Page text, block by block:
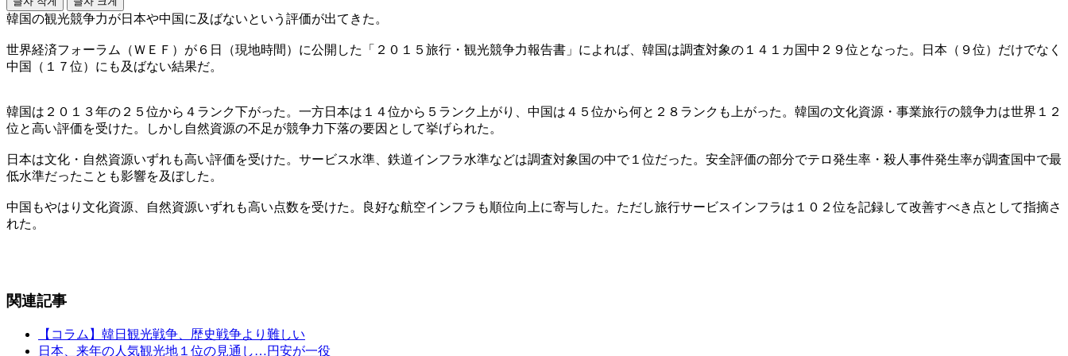
韓国の観光競争力が日本や中国に及ばないという評価が出てきた。
世界経済フォーラム（ＷＥＦ）が６日（現地時間）に公開した「２０１５旅行・観光競争力報告書」によれば、韓国は調査対象の１４１カ国中２９位となった。日本（９位）だけでなく
中国（１７位）にも及ばない結果だ。
韓国は２０１３年の２５位から４ランク下がった。一方日本は１４位から５ランク上がり、中国は４５位から何と２８ランクも上がった。韓国の文化資源・事業旅行の競争力は世界１２
位と高い評価を受けた。しかし自然資源の不足が競争力下落の要因として挙げられた。
日本は文化・自然資源いずれも高い評価を受けた。サービス水準、鉄道インフラ水準などは調査対象国の中で１位だった。安全評価の部分でテロ発生率・殺人事件発生率が調査国中で最
低水準だったことも影響を及ぼした。
中国もやはり文化資源、自然資源いずれも高い点数を受けた。良好な航空インフラも順位向上に寄与した。ただし旅行サービスインフラは１０２位を記録して改善すべき点として指摘さ
れた。
関連記事
【コラム】韓日観光戦争、歴史戦争より難しい
日本、来年の人気観光地１位の見通し…円安が一役